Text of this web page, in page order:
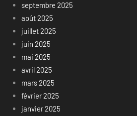
septembre 2025
août 2025
juillet 2025
juin 2025
mai 2025
avril 2025
mars 2025
février 2025
janvier 2025